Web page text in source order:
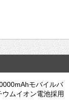
モバイルバ
ムイオン電池採用